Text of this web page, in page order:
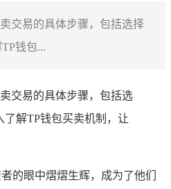
交易的具体步骤，包括选择
钱包...
交易的具体步骤，包括选
解TP钱包买卖机制，让
的眼中熠熠生辉，成为了他们